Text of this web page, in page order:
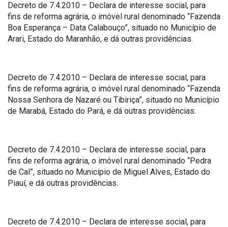
Decreto de 7.4.2010 – Declara de interesse social, para
fins de reforma agrária, o imóvel rural denominado “Fazenda
Boa Esperança – Data Calabouço”, situado no Município de
Arari, Estado do Maranhão, e dá outras providências.
Decreto de 7.4.2010 – Declara de interesse social, para
fins de reforma agrária, o imóvel rural denominado “Fazenda
Nossa Senhora de Nazaré ou Tibiriça”, situado no Município
de Marabá, Estado do Pará, e dá outras providências.
Decreto de 7.4.2010 – Declara de interesse social, para
fins de reforma agrária, o imóvel rural denominado “Pedra
de Cal”, situado no Município de Miguel Alves, Estado do
Piauí, e dá outras providências.
Decreto de 7.4.2010 – Declara de interesse social, para